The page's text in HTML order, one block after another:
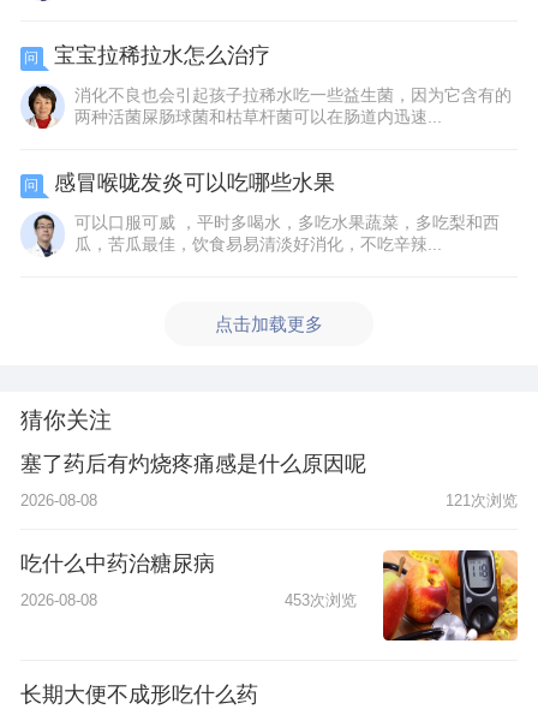
问 宝宝拉稀拉水怎么治疗
消化不良也会引起孩子拉稀水吃一些益生菌，因为它含有的
两种活菌屎肠球菌和枯草杆菌可以在肠道内迅速...
问 感冒喉咙发炎可以吃哪些水果
可以口服可威 ，平时多喝水，多吃水果蔬菜，多吃梨和西
瓜，苦瓜最佳，饮食易易清淡好消化，不吃辛辣...
点击加载更多
猜你关注
塞了药后有灼烧疼痛感是什么原因呢
2026-08-08 121次浏览
吃什么中药治糖尿病
2026-08-08 453次浏览
长期大便不成形吃什么药